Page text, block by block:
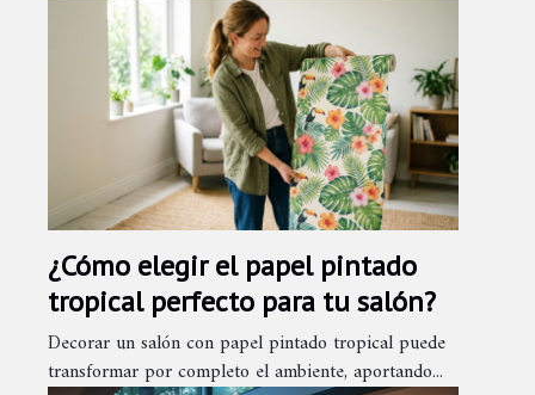
¿Cómo elegir el papel pintado
tropical perfecto para tu salón?
Decorar un salón con papel pintado tropical puede
transformar por completo el ambiente, aportando...